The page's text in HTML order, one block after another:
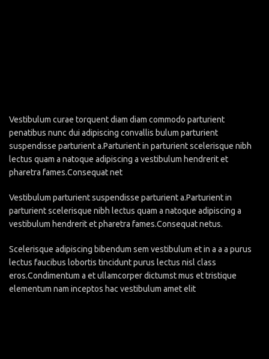
Vestibulum curae torquent diam diam commodo parturient
penatibus nunc dui adipiscing convallis bulum parturient
suspendisse parturient a.Parturient in parturient scelerisque nibh
lectus quam a natoque adipiscing a vestibulum hendrerit et
pharetra fames.Consequat net
Vestibulum parturient suspendisse parturient a.Parturient in
parturient scelerisque nibh lectus quam a natoque adipiscing a
vestibulum hendrerit et pharetra fames.Consequat netus.
Scelerisque adipiscing bibendum sem vestibulum et in a a a purus
lectus faucibus lobortis tincidunt purus lectus nisl class
eros.Condimentum a et ullamcorper dictumst mus et tristique
elementum nam inceptos hac vestibulum amet elit